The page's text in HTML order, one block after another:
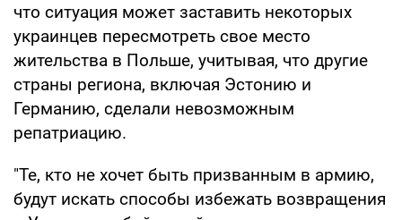
что ситуация может заставить некоторых
украинцев пересмотреть свое место
жительства в Польше, учитывая, что другие
страны региона, включая Эстонию и
Германию, сделали невозможным
репатриацию.
"Те, кто не хочет быть призванным в армию,
будут искать способы избежать возвращения